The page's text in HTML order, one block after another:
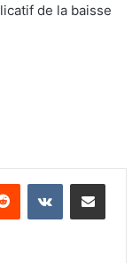
de la baisse